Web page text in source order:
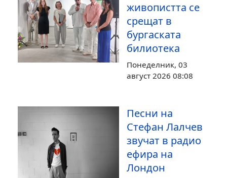
живопистта се
срещат в
бургаската
билиотека
Понеделник, 03
август 2026 08:08
Песни на
Стефан Лалчев
звучат в радио
ефира на
Лондон